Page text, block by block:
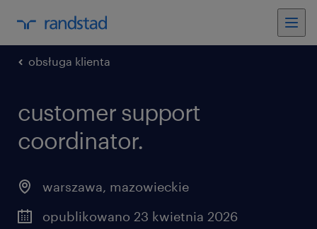
obsługa klienta
customer support
coordinator.
warszawa, mazowieckie
opublikowano 23 kwietnia 2026